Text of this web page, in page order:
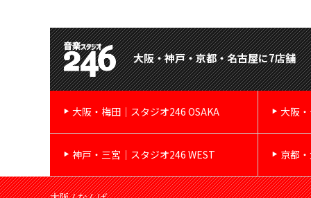
大阪・神戸・京都・名古屋に7店舗
大阪・梅田｜スタジオ246 OSAKA 大阪
神戸・三宮｜スタジオ246 WEST 京都